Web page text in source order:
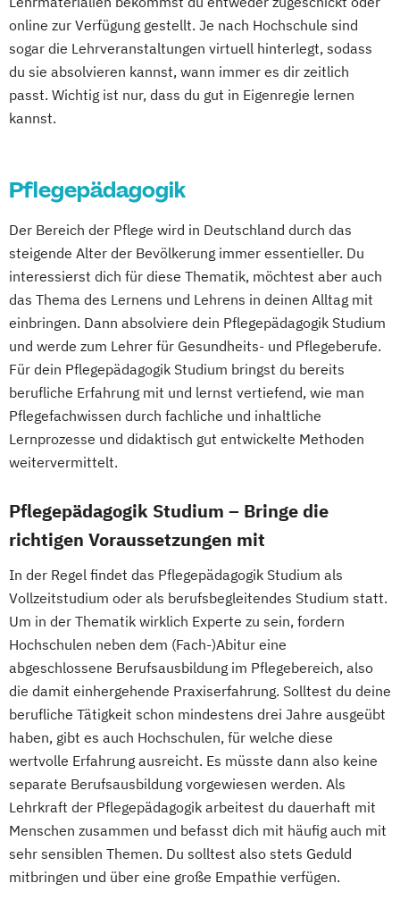
online zur Verfügung gestellt. Je nach Hochschule sind
sogar die Lehrveranstaltungen virtuell hinterlegt, sodass
du sie absolvieren kannst, wann immer es dir zeitlich
passt. Wichtig ist nur, dass du gut in Eigenregie lernen
kannst.
Pflegepädagogik
Der Bereich der Pflege wird in Deutschland durch das
steigende Alter der Bevölkerung immer essentieller. Du
interessierst dich für diese Thematik, möchtest aber auch
das Thema des Lernens und Lehrens in deinen Alltag mit
einbringen. Dann absolviere dein Pflegepädagogik Studium
und werde zum Lehrer für Gesundheits- und Pflegeberufe.
Für dein Pflegepädagogik Studium bringst du bereits
berufliche Erfahrung mit und lernst vertiefend, wie man
Pflegefachwissen durch fachliche und inhaltliche
Lernprozesse und didaktisch gut entwickelte Methoden
weitervermittelt.
Pflegepädagogik Studium – Bringe die
richtigen Voraussetzungen mit
In der Regel findet das Pflegepädagogik Studium als
Vollzeitstudium oder als berufsbegleitendes Studium statt.
Um in der Thematik wirklich Experte zu sein, fordern
Hochschulen neben dem (Fach-)Abitur eine
abgeschlossene Berufsausbildung im Pflegebereich, also
die damit einhergehende Praxiserfahrung. Solltest du deine
berufliche Tätigkeit schon mindestens drei Jahre ausgeübt
haben, gibt es auch Hochschulen, für welche diese
wertvolle Erfahrung ausreicht. Es müsste dann also keine
separate Berufsausbildung vorgewiesen werden. Als
Lehrkraft der Pflegepädagogik arbeitest du dauerhaft mit
Menschen zusammen und befasst dich mit häufig auch mit
sehr sensiblen Themen. Du solltest also stets Geduld
mitbringen und über eine große Empathie verfügen.